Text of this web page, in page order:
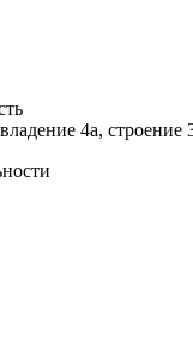
4а, строение